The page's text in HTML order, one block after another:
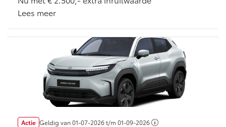
Proace (excl. BTW)
Vanaf € 37.500,-
Proace Verso
BATTERIJ-ELEKTRISCH
Lees meer
Actie Geldig van01-07-2026t/m 01-09-2026